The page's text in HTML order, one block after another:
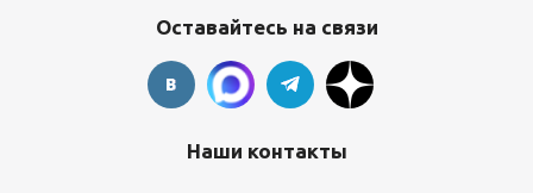
Оставайтесь на связи
Наши контакты